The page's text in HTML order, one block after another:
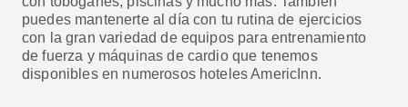
puedes mantenerte al día con tu rutina de ejercicios
con la gran variedad de equipos para entrenamiento
de fuerza y máquinas de cardio que tenemos
disponibles en numerosos hoteles AmericInn.